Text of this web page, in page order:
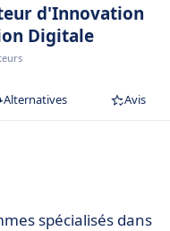
d'Innovation
Digitale
Alternatives Avis
spécialisés dans